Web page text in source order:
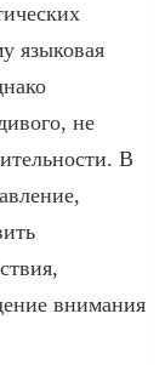
языковая
не
В
внимания